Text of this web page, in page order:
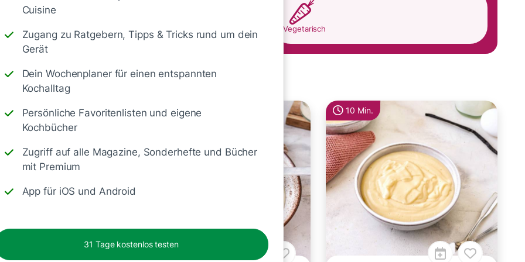
Cuisine
Zugang zu Ratgebern, Tipps & Tricks rund um dein
Gerät
Dein Wochenplaner für einen entspannten
Kochalltag
Persönliche Favoritenlisten und eigene
Kochbücher
Zugriff auf alle Magazine, Sonderhefte und Bücher
mit Premium
App für iOS und Android
31 Tage kostenlos testen
Vegetarisch
15 Min. 10 Min.